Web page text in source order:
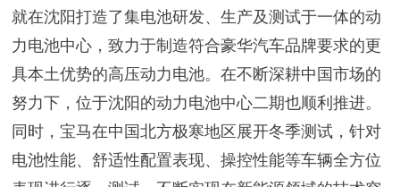
就在沈阳打造了集电池研发、生产及测试于一体的动
力电池中心，致力于制造符合豪华汽车品牌要求的更
具本土优势的高压动力电池。在不断深耕中国市场的
努力下，位于沈阳的动力电池中心二期也顺利推进。
同时，宝马在中国北方极寒地区展开冬季测试，针对
电池性能、舒适性配置表现、操控性能等车辆全方位